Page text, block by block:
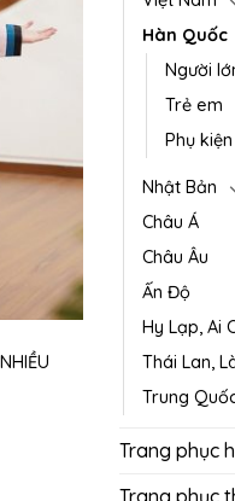
Hàn Quốc
Người
Trẻ em
Phụ
Nhật Bản
Châu Á
Châu Âu
Ấn Độ
Hy Lạp, Ai
Thái Lan,
Trung
Trang phục